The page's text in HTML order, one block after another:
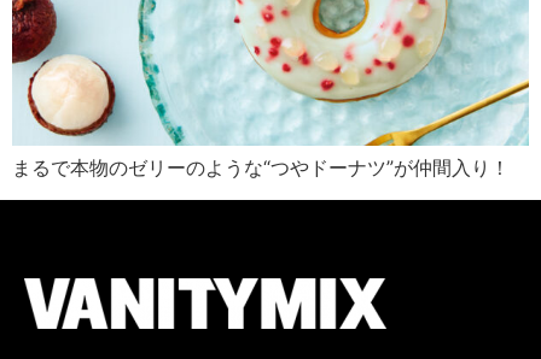
まるで本物のゼリーのような“つやドーナツ”が仲間入り！